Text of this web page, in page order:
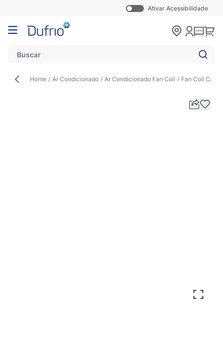
Ativar Acessibilidade
Pular para o conteúdo
Home / Ar Condicionado / Ar Condicionado Fan Coil / Fan Coil